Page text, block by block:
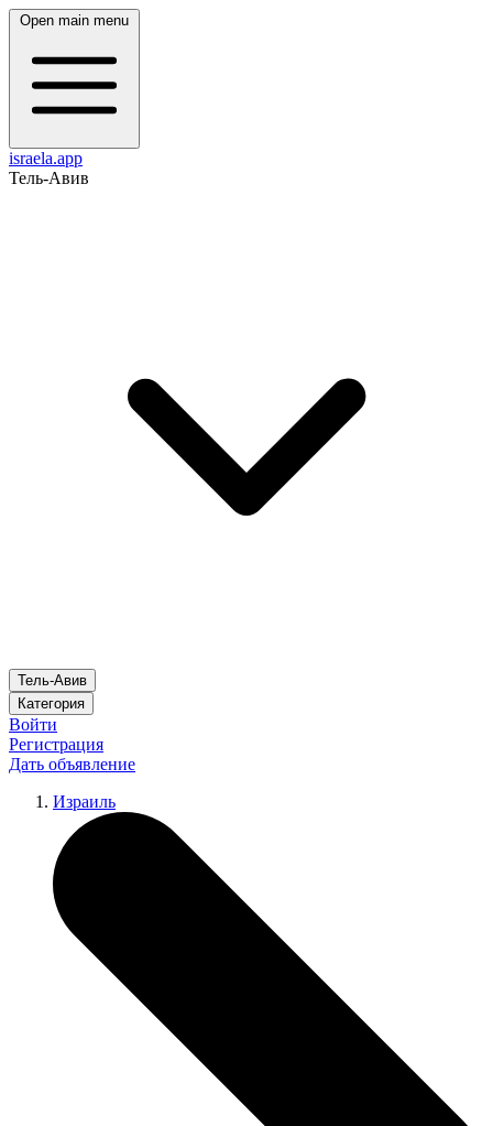
Open main menu
israela.app
Тель-Авив
Тель-Авив
Категория
Войти
Регистрация
Дать объявление
Израиль